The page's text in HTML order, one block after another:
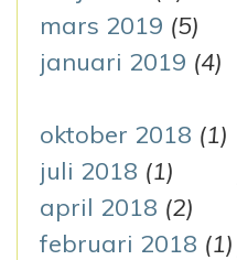
mars 2019 (5)
januari 2019 (4)
oktober 2018 (1)
juli 2018 (1)
april 2018 (2)
februari 2018 (1)